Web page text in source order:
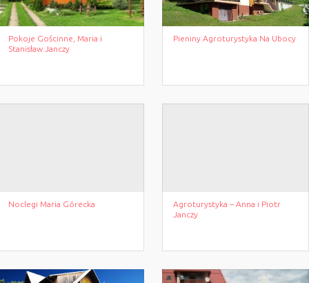
Pokoje Gościnne, Maria i
Stanisław Janczy
Pieniny Agroturystyka Na Ubocy
Noclegi Maria Górecka
Agroturystyka – Anna i Piotr
Janczy